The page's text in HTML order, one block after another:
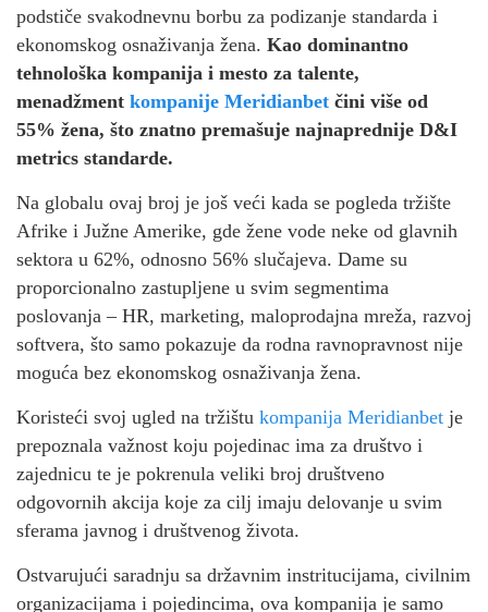
podstiče svakodnevnu borbu za podizanje standarda i
ekonomskog osnaživanja žena. Kao dominantno
tehnološka kompanija i mesto za talente,
menadžment kompanije Meridianbet čini više od
55% žena, što znatno premašuje najnaprednije D&I
metrics standarde.
Na globalu ovaj broj je još veći kada se pogleda tržište
Afrike i Južne Amerike, gde žene vode neke od glavnih
sektora u 62%, odnosno 56% slučajeva. Dame su
proporcionalno zastupljene u svim segmentima
poslovanja – HR, marketing, maloprodajna mreža, razvoj
softvera, što samo pokazuje da rodna ravnopravnost nije
moguća bez ekonomskog osnaživanja žena.
Koristeći svoj ugled na tržištu kompanija Meridianbet je
prepoznala važnost koju pojedinac ima za društvo i
zajednicu te je pokrenula veliki broj društveno
odgovornih akcija koje za cilj imaju delovanje u svim
sferama javnog i društvenog života.
Ostvarujući saradnju sa državnim instritucijama, civilnim
organizacijama i pojedincima, ova kompanija je samo